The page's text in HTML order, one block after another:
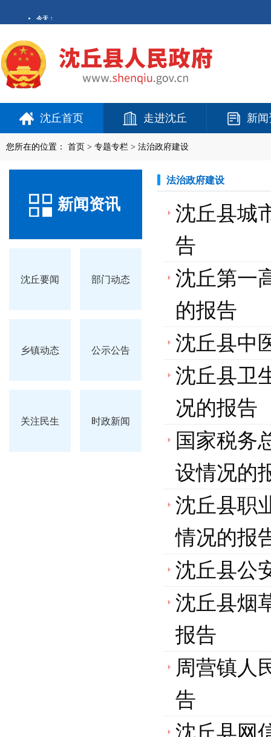
沈丘首页 走进沈丘 新
您所在的位置： 首页 > 专题专栏 > 法治政府建设
新闻资讯
沈丘要闻 部门动态
乡镇动态 公示公告
关注民生 时政新闻
法治政府建设
沈丘县城
告
沈丘第一
的报告
沈丘县中
沈丘县卫
况的报告
国家税务
设情况的
沈丘县职
情况的报
沈丘县公
沈丘县烟
报告
周营镇人
告
沈丘县网